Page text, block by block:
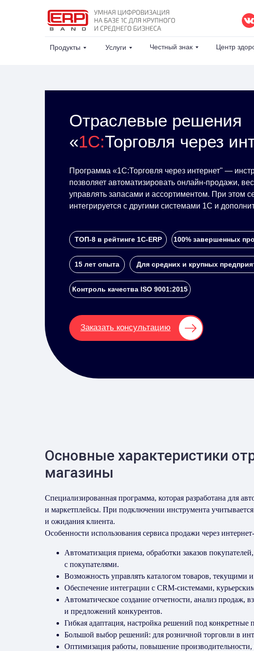
Продукты Услуги Честный знак Центр
Отраслевые решения
«1C:Торговля через
Программа «1С:Торговля через интернет" —
позволяет автоматизировать онлайн-продажи,
управлять запасами и ассортиментом. При этом
интегрируется с другими системами 1С и
Заказать консультацию
Контроль качества ISO 9001:2015
100% завершенных
15 лет опыта
ТОП-8 в рейтинге 1С-ERP
Для средних и крупных
Основные характеристики
магазины
Специализированная программа, которая разработана для
и маркетплейсы. При подключении инструмента
и ожидания клиента.
Особенности использования сервиса продажи через
Автоматизация приема, обработки заказов
с покупателями.
Возможность управлять каталогом товаров,
Обеспечение интеграции с CRM-системами,
Автоматическое создание отчетности, анализ
и предложений конкурентов.
Гибкая адаптация, настройка решений под конкретные
Большой выбор решений: для розничной торговли в
Оптимизация работы, повышение